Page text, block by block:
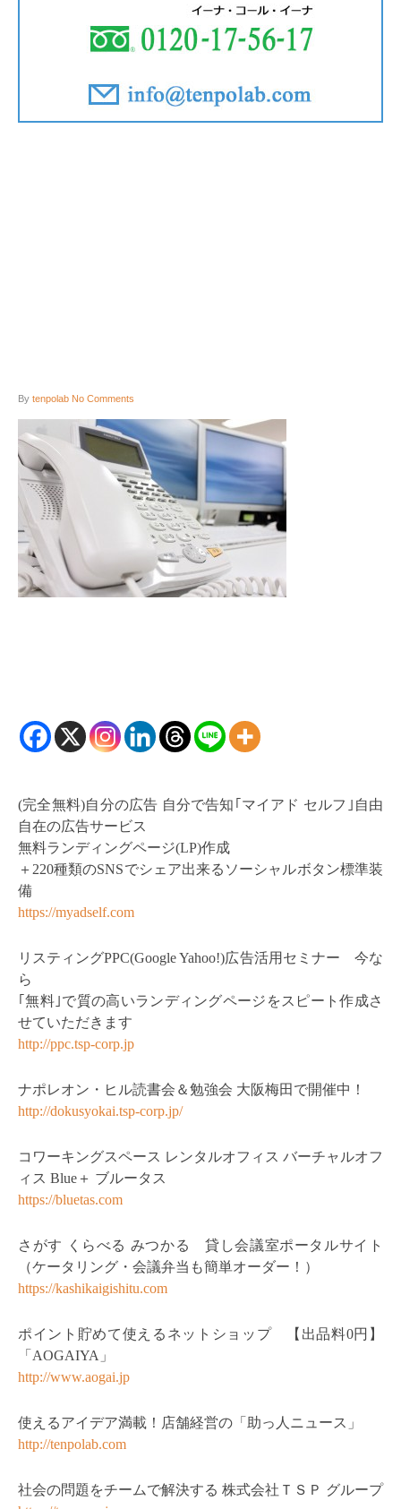
By tenpolab No Comments
(完全無料)自分の広告 自分で告知｢マイアド セルフ｣自由
自在の広告サービス
無料ランディングページ(LP)作成
＋220種類のSNSでシェア出来るソーシャルボタン標準装
備
https://myadself.com
リスティングPPC(Google Yahoo!)広告活用セミナー 今な
ら
｢無料｣で質の高いランディングページをスピート作成さ
せていただきます
http://ppc.tsp-corp.jp
ナポレオン・ヒル読書会＆勉強会 大阪梅田で開催中！
http://dokusyokai.tsp-corp.jp/
コワーキングスペース レンタルオフィス バーチャルオフ
ィス Blue＋ ブルータス
https://bluetas.com
さがす くらべる みつかる 貸し会議室ポータルサイト
（ケータリング・会議弁当も簡単オーダー！）
https://kashikaigishitu.com
ポイント貯めて使えるネットショップ 【出品料0円】
「AOGAIYA」
http://www.aogai.jp
使えるアイデア満載！店舗経営の「助っ人ニュース」
http://tenpolab.com
社会の問題をチームで解決する 株式会社ＴＳＰ グループ